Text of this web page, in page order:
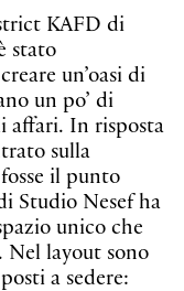
KAFD di
stato
un’oasi di
un po’ di
affari. In risposta
sulla
il punto
Studio Nesef ha
unico che
Nel layout sono
a sedere: